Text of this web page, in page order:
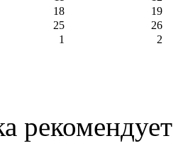
18
19
25
26
1 2
рекомендует